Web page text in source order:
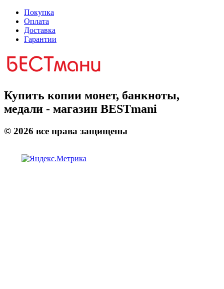
Покупка
Оплата
Доставка
Гарантии
Купить копии монет, банкноты,
медали - магазин BESTmani
© 2026 все права защищены